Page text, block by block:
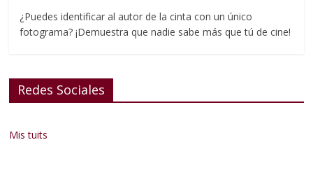
¿Puedes identificar al autor de la cinta con un único
fotograma? ¡Demuestra que nadie sabe más que tú de cine!
Redes Sociales
Mis tuits